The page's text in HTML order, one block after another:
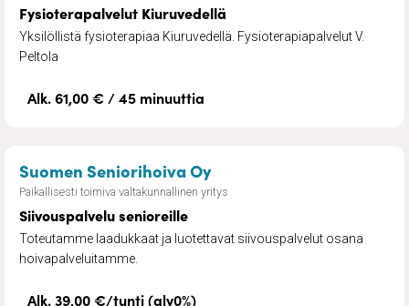
Fysioterapalvelut Kiuruvedellä
Yksilöllistä fysioterapiaa Kiuruvedellä. Fysioterapiapalvelut V.
Peltola
Alk. 61,00 € / 45 minuuttia
Suomen Seniorihoiva Oy– Siivouspalvelu
Paikallisesti toimiva valtakunnallinen yritys
Siivouspalvelu senioreille
Toteutamme laadukkaat ja luotettavat siivouspalvelut osana
hoivapalveluitamme.
Alk. 39,00 €/tunti (alv0%)